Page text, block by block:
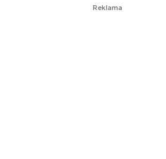
Reklama